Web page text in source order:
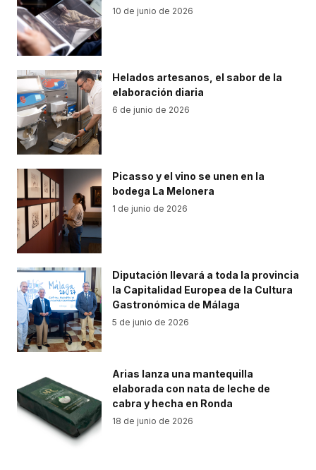
10 de junio de 2026
Helados artesanos, el sabor de la
elaboración diaria
6 de junio de 2026
Picasso y el vino se unen en la
bodega La Melonera
1 de junio de 2026
Diputación llevará a toda la provincia
la Capitalidad Europea de la Cultura
Gastronómica de Málaga
5 de junio de 2026
Arias lanza una mantequilla
elaborada con nata de leche de
cabra y hecha en Ronda
18 de junio de 2026